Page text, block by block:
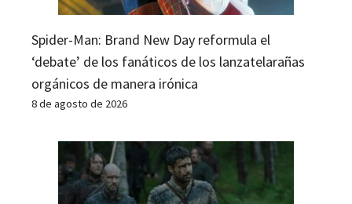
Spider-Man: Brand New Day reformula el
‘debate’ de los fanáticos de los lanzatelarañas
orgánicos de manera irónica
8 de agosto de 2026